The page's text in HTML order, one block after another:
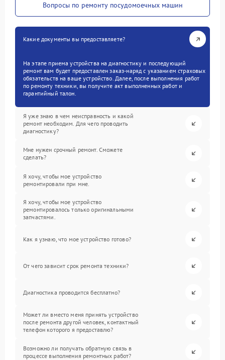
Вопросы по ремонту посудомоечных машин
Какие документы вы предоставляете?
На этапе приема устройства на диагностику и последующий
ремонт вам будет предоставлен заказ-наряд с указанием страховых
обязательств на ваше устройство. Далее, после выполнения работ
по ремонту техники, вы получите акт выполненных работ и
гарантийный талон.
Я уже знаю в чем неисправность и какой
ремонт необходим. Для чего проводить
диагностику?
Мне нужен срочный ремонт. Сможете
сделать?
Я хочу, чтобы мое устройство
ремонтировали при мне.
Я хочу, чтобы мое устройство
ремонтировалось только оригинальными
запчастями.
Как я узнаю, что мое устройство готово?
От чего зависит срок ремонта техники?
Диагностика проводится бесплатно?
Может ли вместо меня принять устройство
после ремонта другой человек, контактный
телефон которого я предоставлю?
Возможно ли получать обратную связь в
процессе выполнения ремонтных работ?